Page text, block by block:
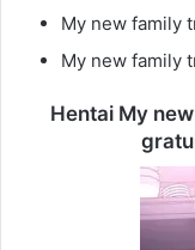
My new family
My new family
Hentai My